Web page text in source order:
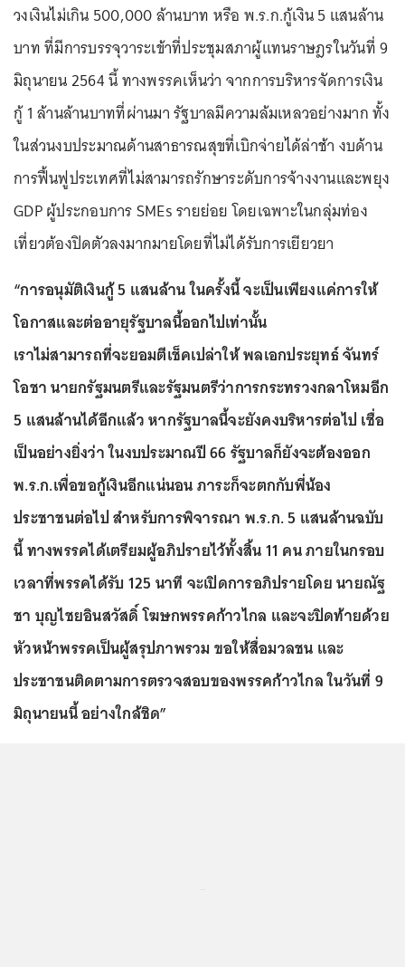
วงเงินไม่เกิน 500,000 ล้านบาท หรือ พ.ร.ก.กู้เงิน 5 แสนล้าน
บาท ที่มีการบรรจุวาระเข้าที่ประชุมสภาผู้แทนราษฎรในวันที่ 9
มิถุนายน 2564 นี้ ทางพรรคเห็นว่า จากการบริหารจัดการเงิน
กู้ 1 ล้านล้านบาทที่ผ่านมา รัฐบาลมีความล้มเหลวอย่างมาก ทั้ง
ในส่วนงบประมาณด้านสาธารณสุขที่เบิกจ่ายได้ล่าช้า งบด้าน
การฟื้นฟูประเทศที่ไม่สามารถรักษาระดับการจ้างงานและพยุง
GDP ผู้ประกอบการ SMEs รายย่อย โดยเฉพาะในกลุ่มท่อง
เที่ยวต้องปิดตัวลงมากมายโดยที่ไม่ได้รับการเยียวยา
“การอนุมัติเงินกู้ 5 แสนล้าน ในครั้งนี้ จะเป็นเพียงแค่การให้
โอกาสและต่ออายุรัฐบาลนี้ออกไปเท่านั้น
เราไม่สามารถที่จะยอมตีเช็คเปล่าให้ พลเอกประยุทธ์ จันทร์
โอชา นายกรัฐมนตรีและรัฐมนตรีว่าการกระทรวงกลาโหมอีก
5 แสนล้านได้อีกแล้ว หากรัฐบาลนี้จะยังคงบริหารต่อไป เชื่อ
เป็นอย่างยิ่งว่า ในงบประมาณปี 66 รัฐบาลก็ยังจะต้องออก
พ.ร.ก.เพื่อขอกู้เงินอีกแน่นอน ภาระก็จะตกกับพี่น้อง
ประชาชนต่อไป สำหรับการพิจารณา พ.ร.ก. 5 แสนล้านฉบับ
นี้ ทางพรรคได้เตรียมผู้อภิปรายไว้ทั้งสิ้น 11 คน ภายในกรอบ
เวลาที่พรรคได้รับ 125 นาที จะเปิดการอภิปรายโดย นายณัฐ
ชา บุญไชยอินสวัสดิ์ โฆษกพรรคก้าวไกล และจะปิดท้ายด้วย
หัวหน้าพรรคเป็นผู้สรุปภาพรวม ขอให้สื่อมวลชน และ
ประชาชนติดตามการตรวจสอบของพรรคก้าวไกล ในวันที่ 9
มิถุนายนนี้ อย่างใกล้ชิด”